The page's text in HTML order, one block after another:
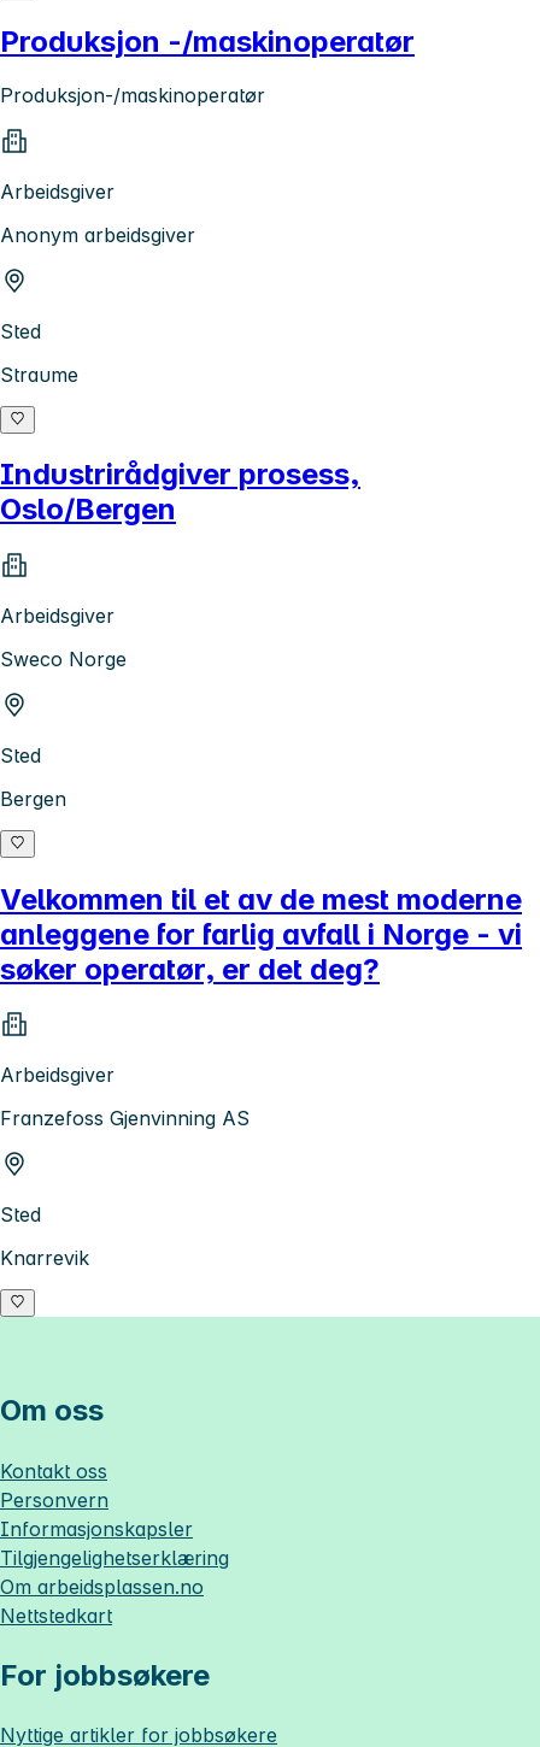
Produksjon -/maskinoperatør
Produksjon-/maskinoperatør
Arbeidsgiver
Anonym arbeidsgiver
Sted
Straume
Industrirådgiver prosess,
Oslo/Bergen
Arbeidsgiver
Sweco Norge
Sted
Bergen
Velkommen til et av de mest moderne
anleggene for farlig avfall i Norge - vi
søker operatør, er det deg?
Arbeidsgiver
Franzefoss Gjenvinning AS
Sted
Knarrevik
Om oss
Kontakt oss
Personvern
Informasjonskapsler
Tilgjengelighetserklæring
Om arbeidsplassen.no
Nettstedkart
For jobbsøkere
Nyttige artikler for jobbsøkere